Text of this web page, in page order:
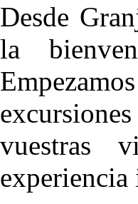
Desde
la
vuestras